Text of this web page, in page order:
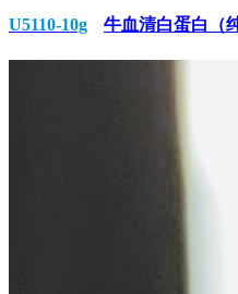
U5110-10g 牛血清白蛋白（